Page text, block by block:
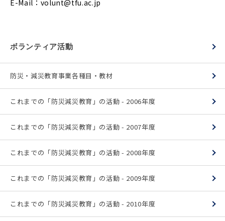
E-Mail： volunt@tfu.ac.jp
ボランティア活動
防災・減災教育事業各種目・教材
これまでの「防災減災教育」の活動 - 2006年度
これまでの「防災減災教育」の活動 - 2007年度
これまでの「防災減災教育」の活動 - 2008年度
これまでの「防災減災教育」の活動 - 2009年度
これまでの「防災減災教育」の活動 - 2010年度